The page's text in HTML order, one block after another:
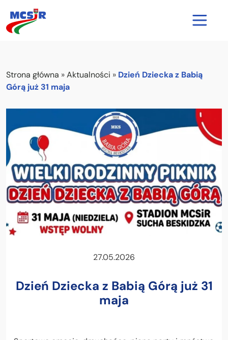
O nas
Nasze obiekty
Cennik
Kontakt
Rezerwacja kortu
Wielkość czcionki
Strona główna »Aktualności » Dzień Dziecka z Babią
Górą już 31 maja
27.05.2026
Dzień Dziecka z Babią Górą już 31
maja